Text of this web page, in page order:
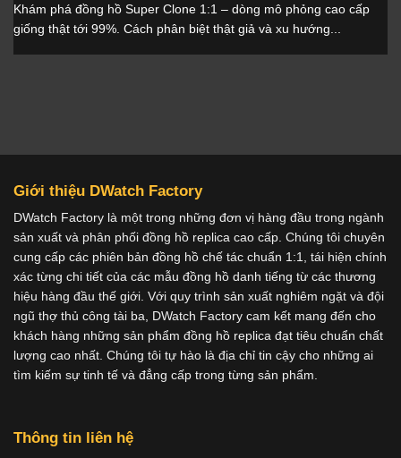
Khám phá đồng hồ Super Clone 1:1 – dòng mô phỏng cao cấp
giống thật tới 99%. Cách phân biệt thật giả và xu hướng...
Giới thiệu DWatch Factory
DWatch Factory là một trong những đơn vị hàng đầu trong ngành
sản xuất và phân phối đồng hồ replica cao cấp. Chúng tôi chuyên
cung cấp các phiên bản đồng hồ chế tác chuẩn 1:1, tái hiện chính
xác từng chi tiết của các mẫu đồng hồ danh tiếng từ các thương
hiệu hàng đầu thế giới. Với quy trình sản xuất nghiêm ngặt và đội
ngũ thợ thủ công tài ba, DWatch Factory cam kết mang đến cho
khách hàng những sản phẩm đồng hồ replica đạt tiêu chuẩn chất
lượng cao nhất. Chúng tôi tự hào là địa chỉ tin cậy cho những ai
tìm kiếm sự tinh tế và đẳng cấp trong từng sản phẩm.
Thông tin liên hệ